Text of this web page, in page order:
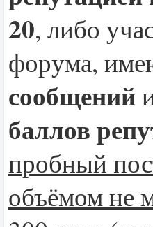
20, либо
форума,
сообщений
баллов
пробный
объёмом не